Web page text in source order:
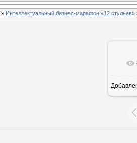
» Интеллектуальный бизнес-марафон «12 стульев»